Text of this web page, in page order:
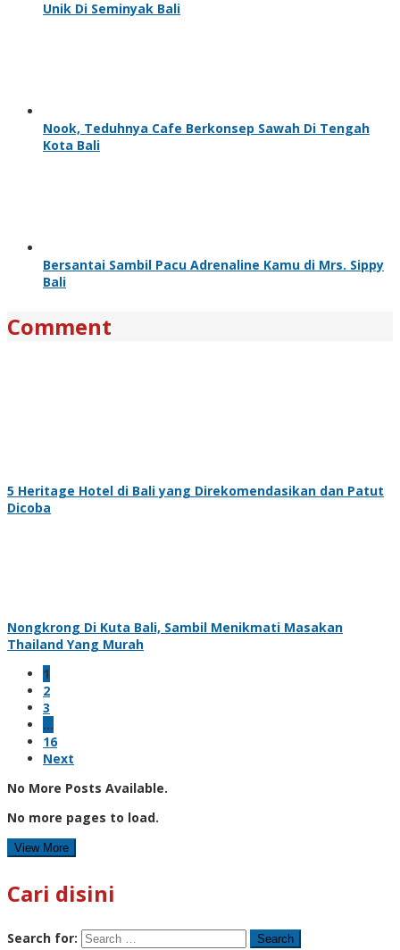
Unik Di Seminyak Bali
Nook, Teduhnya Cafe Berkonsep Sawah Di Tengah
Kota Bali
Bersantai Sambil Pacu Adrenaline Kamu di Mrs. Sippy
Bali
Comment
5 Heritage Hotel di Bali yang Direkomendasikan dan Patut
Dicoba
Nongkrong Di Kuta Bali, Sambil Menikmati Masakan
Thailand Yang Murah
1
2
3
…
16
Next
No More Posts Available.
No more pages to load.
View More
Cari disini
Search for: